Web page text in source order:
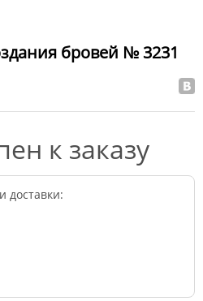
бровей № 3231
к заказу
доставки: